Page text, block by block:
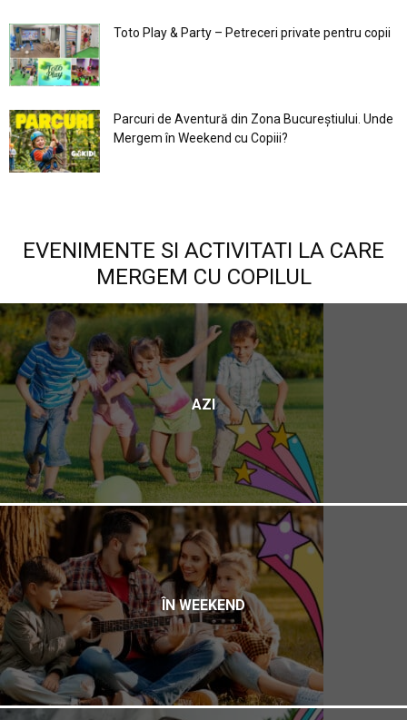
Toto Play & Party – Petreceri private pentru copii
Parcuri de Aventură din Zona Bucureştiului. Unde
Mergem în Weekend cu Copiii?
EVENIMENTE SI ACTIVITATI LA CARE
MERGEM CU COPILUL
AZI
ÎN WEEKEND